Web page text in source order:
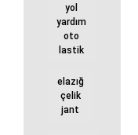
yol
yardım
oto
lastik
elazığ
çelik
jant